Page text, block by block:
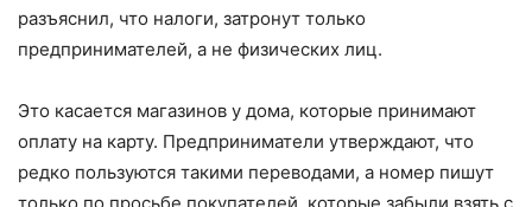
разъяснил, что налоги, затронут только
предпринимателей, а не физических лиц.
Это касается магазинов у дома, которые принимают
оплату на карту. Предприниматели утверждают, что
редко пользуются такими переводами, а номер пишут
только по просьбе покупателей, которые забыли взять с